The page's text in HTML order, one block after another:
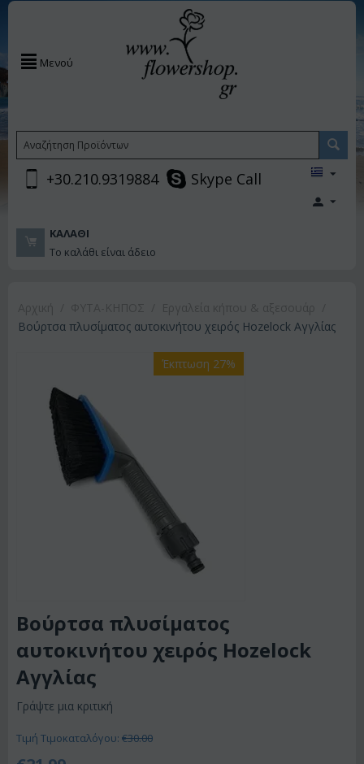
Μενού
+30.210.9319884 Skype Call
ΚΑΛΆΘΙ
Το καλάθι είναι άδειο
Βούρτσα πλυσίματος αυτοκινήτου χειρός Hozelock Αγγλίας
Έκπτωση 27%
Βούρτσα πλυσίματος
αυτοκινήτου χειρός Hozelock
Αγγλίας
Γράψτε μια κριτική
Τιμή Τιμοκαταλόγου: €30.00